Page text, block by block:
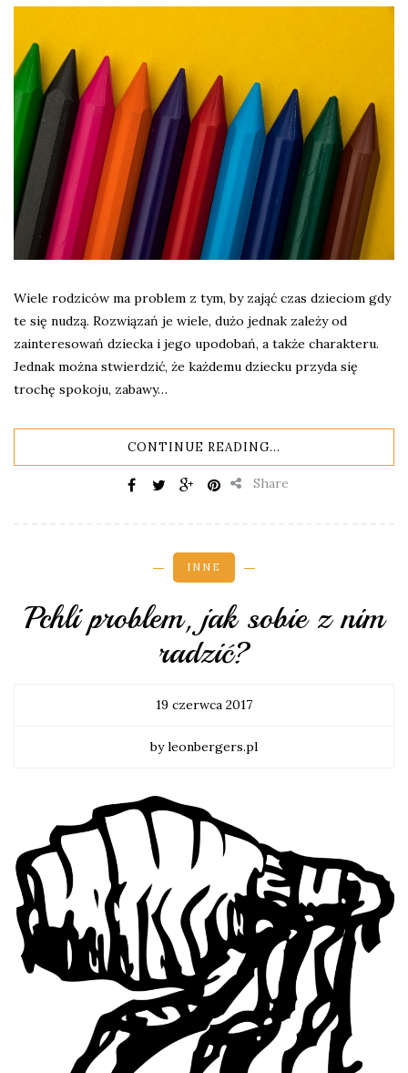
Wiele rodziców ma problem z tym, by zająć czas dzieciom gdy
te się nudzą. Rozwiązań je wiele, dużo jednak zależy od
zainteresowań dziecka i jego upodobań, a także charakteru.
Jednak można stwierdzić, że każdemu dziecku przyda się
trochę spokoju, zabawy…
CONTINUE READING...
Share
INNE
Pchli problem, jak sobie z nim
radzić?
19 czerwca 2017
by leonbergers.pl